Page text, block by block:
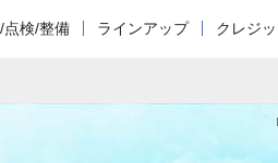
点検/整備 ラインアップ クレジ